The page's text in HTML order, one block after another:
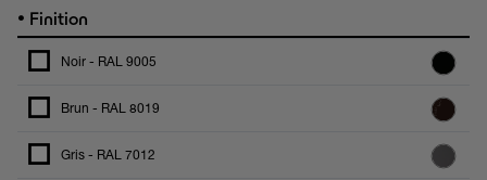
• Finition
Noir - RAL 9005
Brun - RAL 8019
Gris - RAL 7012